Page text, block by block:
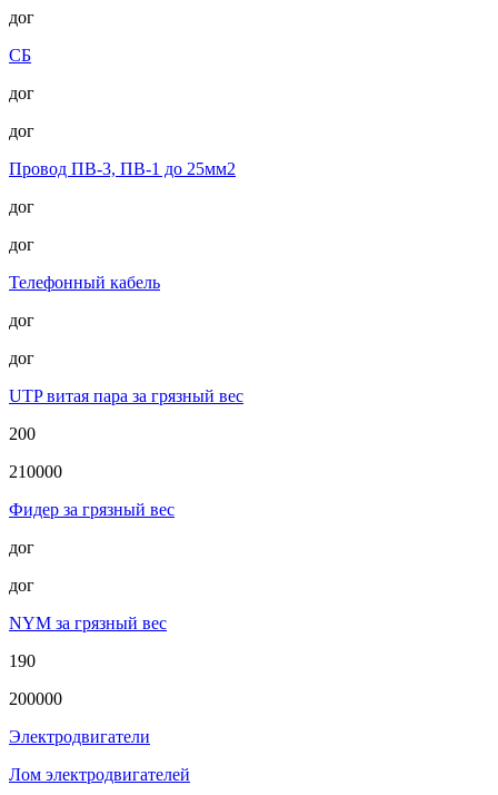
дог
СБ
дог
дог
Провод ПВ-3, ПВ-1 до 25мм2
дог
дог
Телефонный кабель
дог
дог
UTP витая пара за грязный вес
200
210000
Фидер за грязный вес
дог
дог
NYM за грязный вес
190
200000
Электродвигатели
Лом электродвигателей